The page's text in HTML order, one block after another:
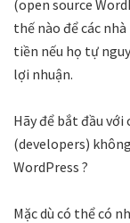
(open source
thế nào để các
tiền nếu họ tự
lợi nhuận.
Hãy để bắt đầu
(developers)
WordPress ?
Mặc dù có thể có